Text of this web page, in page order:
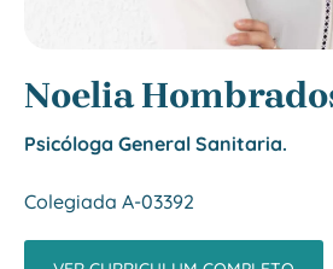
Noelia
Psicóloga General Sanitaria.
Colegiada A-03392